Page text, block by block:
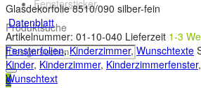
Fenstersticker
Produktsuche
0
Glasdekorfolie 8510/090 silber-fein
Datenblatt
Artikelnummer: 01-10-040 Lieferzeit 1-3
Fensterfolien,Kinderzimmer,Wunschtexte
Kinder,Kinderzimmer,Kinderzimmerfenster,
Wunschtext